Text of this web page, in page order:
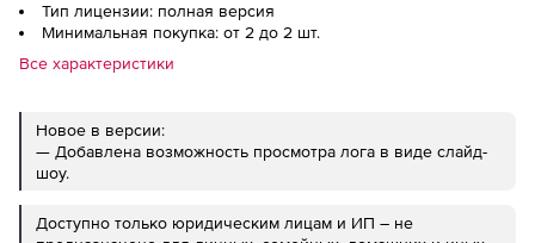
Тип лицензии: полная версия
Минимальная покупка: от 2 до 2 шт.
Все характеристики
Новое в версии:
— Добавлена возможность просмотра лога в виде слайд-
шоу.
Доступно только юридическим лицам и ИП – не